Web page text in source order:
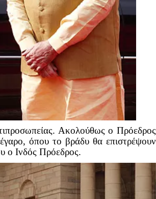
Ακολούθως ο Πρόεδρος
όπου το βράδυ θα επιστρέψουν
ο Ινδός Πρόεδρος.